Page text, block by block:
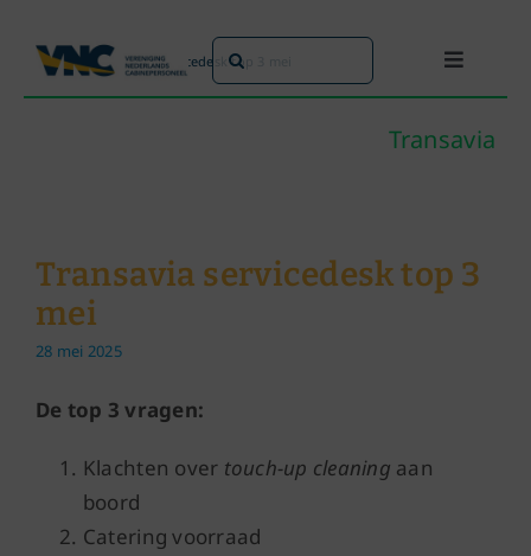
naar
inhoud
Toggle
Dossiers
Maatschappijen
Zoeken
naar:
Home» Transavia servicedesk top 3 mei
Transavia
Transavia servicedesk top 3
mei
28 mei 2025
De top 3 vragen:
Klachten over touch-up cleaning aan
boord
Catering voorraad